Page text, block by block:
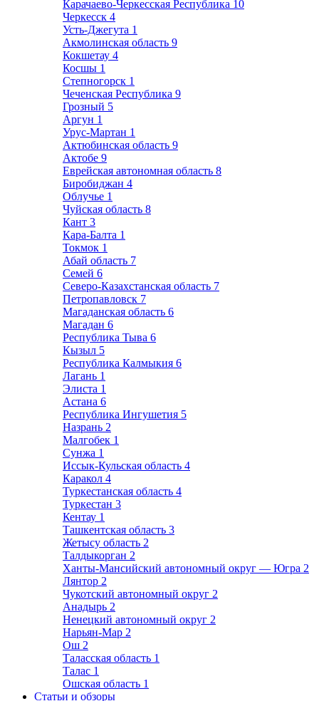
Карачаево-Черкесская Республика 10
Черкесск 4
Усть-Джегута 1
Акмолинская область 9
Кокшетау 4
Косшы 1
Степногорск 1
Чеченская Республика 9
Грозный 5
Аргун 1
Урус-Мартан 1
Актюбинская область 9
Актобе 9
Еврейская автономная область 8
Биробиджан 4
Облучье 1
Чуйская область 8
Кант 3
Кара-Балта 1
Токмок 1
Абай область 7
Семей 6
Северо-Казахстанская область 7
Петропавловск 7
Магаданская область 6
Магадан 6
Республика Тыва 6
Кызыл 5
Республика Калмыкия 6
Лагань 1
Элиста 1
Астана 6
Республика Ингушетия 5
Назрань 2
Малгобек 1
Сунжа 1
Иссык-Кульская область 4
Каракол 4
Туркестанская область 4
Туркестан 3
Кентау 1
Ташкентская область 3
Жетысу область 2
Талдыкорган 2
Ханты-Мансийский автономный округ — Югра 2
Лянтор 2
Чукотский автономный округ 2
Анадырь 2
Ненецкий автономный округ 2
Нарьян-Мар 2
Ош 2
Таласская область 1
Талас 1
Ошская область 1
Статьи и обзоры